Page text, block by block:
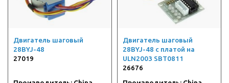
Двигатель шаговый
28BYJ-48
27019
Двигатель шаговый
28BYJ-48 с платой на
ULN2003 SBT0811
26676